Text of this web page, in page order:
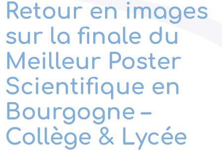
Retour en images
sur la finale du
Meilleur Poster
Scientifique en
Bourgogne –
Collège & Lycée